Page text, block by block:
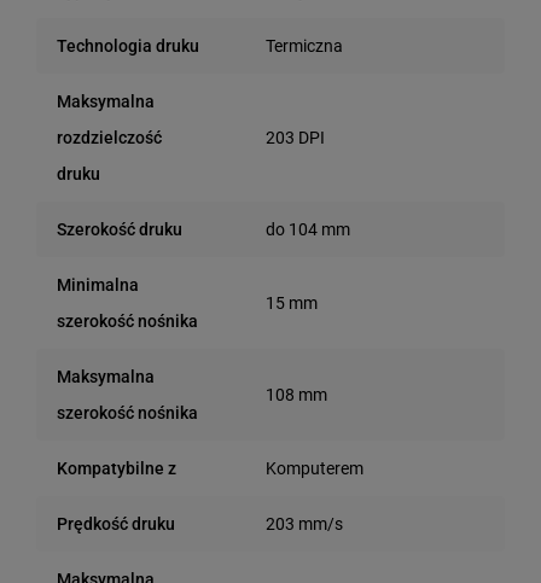
Technologia druku Termiczna
Maksymalna
rozdzielczość
druku
203 DPI
Szerokość druku do 104 mm
Minimalna
szerokość nośnika
15 mm
Maksymalna
szerokość nośnika
108 mm
Kompatybilne z Komputerem
Prędkość druku 203 mm/s